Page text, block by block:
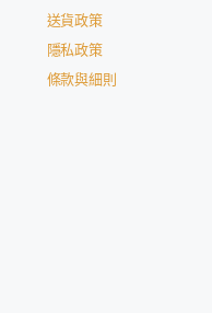
送貨政策
隱私政策
條款與細則